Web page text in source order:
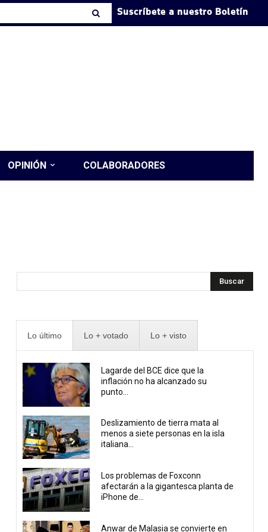
Suscríbete a nuestro Boletín
OPINIÓN COLABORADORES
Buscar
Lo último Lo + votado Lo + visto
Lagarde del BCE dice que la
inflación no ha alcanzado su
punto...
Deslizamiento de tierra mata al
menos a siete personas en la isla
italiana...
Los problemas de Foxconn
afectarán a la gigantesca planta de
iPhone de...
Anwar de Malasia se convierte en